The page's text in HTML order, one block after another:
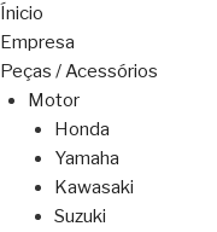
Ínicio
Empresa
Peças / Acessórios
Motor
Honda
Yamaha
Kawasaki
Suzuki